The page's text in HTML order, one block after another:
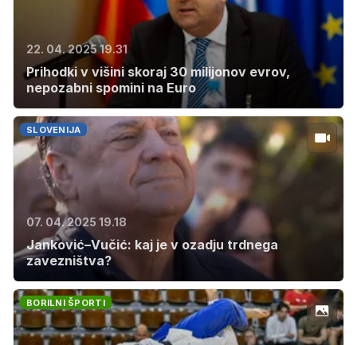
22. 04. 2025 19.31
Prihodki v višini skoraj 30 milijonov evrov,
nepozabni spomini na Euro
SLOVENIJA
07. 04. 2025 19.18
Janković–Vučić: kaj je v ozadju trdnega
zavezništva?
BORILNI ŠPORTI